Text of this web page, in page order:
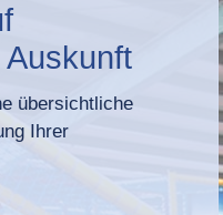
übersichtliche
Ihrer